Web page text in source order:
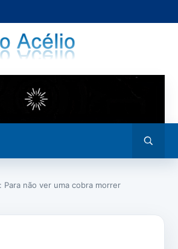
busca
Para não ver uma cobra morrer